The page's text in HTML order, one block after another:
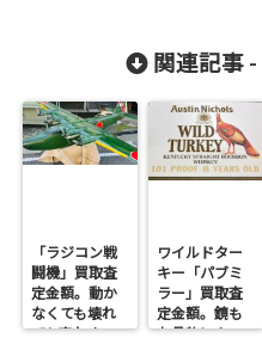
関連記事 -
「ラジコン戦
闘機」買取査
定金額。動か
なくても壊れ
ても売れま
ワイルドター
キー「パブミ
ラー」買取査
定金額。鏡も
お品物によっ